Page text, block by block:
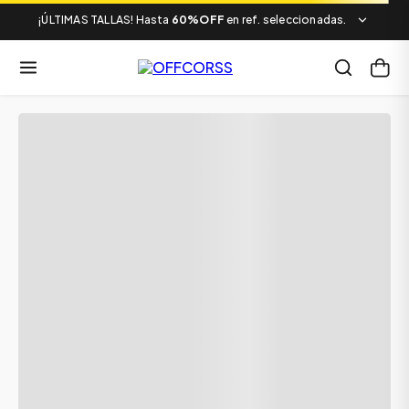
¡ÚLTIMAS TALLAS! Hasta 60%OFF en ref. seleccionadas.